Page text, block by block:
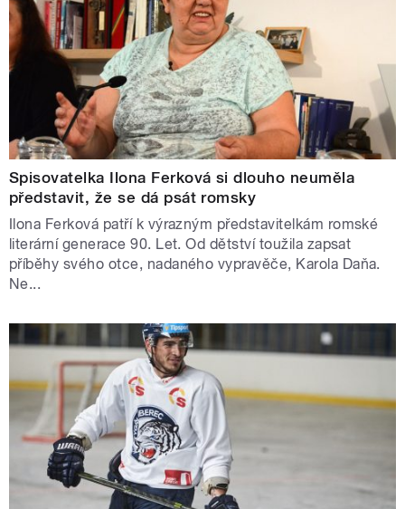
Spisovatelka Ilona Ferková si dlouho neuměla
představit, že se dá psát romsky
Ilona Ferková patří k výrazným představitelkám romské
literární generace 90. Let. Od dětství toužila zapsat
příběhy svého otce, nadaného vypravěče, Karola Daňa.
Ne...